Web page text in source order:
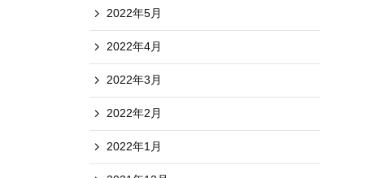
2022年5月
2022年4月
2022年3月
2022年2月
2022年1月